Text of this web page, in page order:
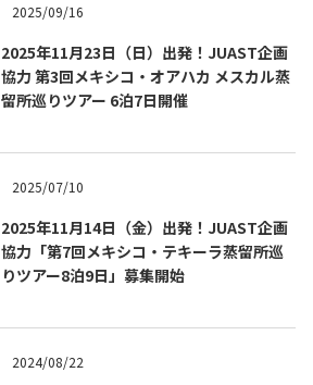
2025/09/16
2025年11月23日（日）出発！JUAST企画
協力 第3回メキシコ・オアハカ メスカル蒸
留所巡りツアー 6泊7日開催
2025/07/10
2025年11月14日（金）出発！JUAST企画
協力「第7回メキシコ・テキーラ蒸留所巡
りツアー8泊9日」募集開始
2024/08/22